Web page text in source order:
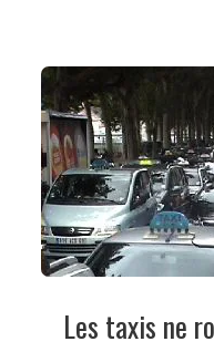
Les taxis ne